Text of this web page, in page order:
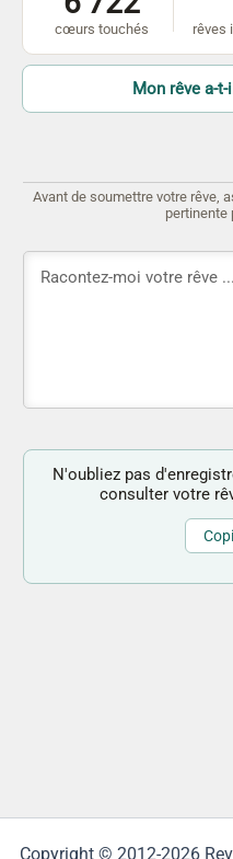
cœurs touchés rêves
Mon rêve a-
Avant de soumettre votre rêve,
pertinente
N'oubliez pas
consulter votre
Copyright © 2012-2026